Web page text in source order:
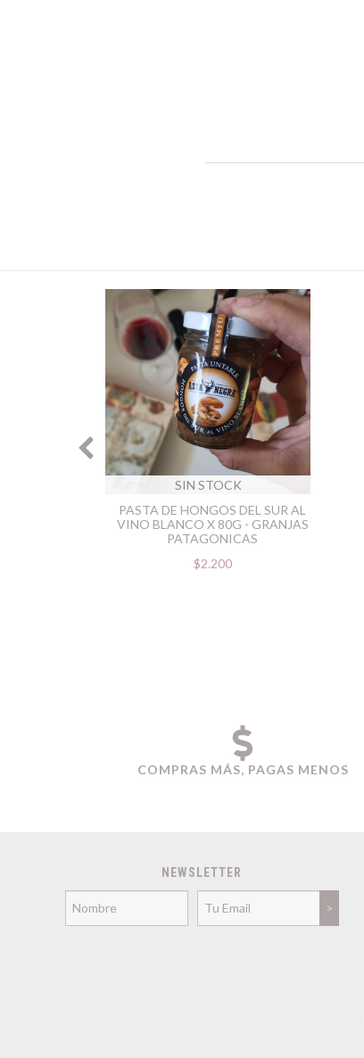
SIN STOCK
PASTA DE HONGOS DEL SUR AL
VINO BLANCO X 80G - GRANJAS
PATAGONICAS
$2.200
COMPRAS MÁS, PAGAS MENOS
NEWSLETTER